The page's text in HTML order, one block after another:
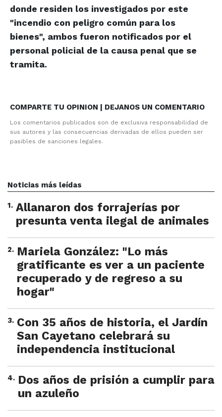
donde residen los investigados por este
"incendio con peligro común para los
bienes", ambos fueron notificados por el
personal policial de la causa penal que se
tramita.
COMPARTE TU OPINION | DEJANOS UN COMENTARIO
Los comentarios publicados son de exclusiva responsabilidad de
sus autores y las consecuencias derivadas de ellos pueden ser
pasibles de sanciones legales.
Noticias más leídas
1. Allanaron dos forrajerías por
presunta venta ilegal de animales
2. Mariela González: "Lo más
gratificante es ver a un paciente
recuperado y de regreso a su
hogar"
3. Con 35 años de historia, el Jardín
San Cayetano celebrará su
independencia institucional
4. Dos años de prisión a cumplir para
un azuleño